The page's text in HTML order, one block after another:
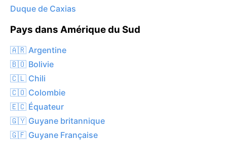
Duque de Caxias
Pays dans Amérique du Sud
🇦🇷 Argentine
🇧🇴 Bolivie
🇨🇱 Chili
🇨🇴 Colombie
🇪🇨 Équateur
🇬🇾 Guyane britannique
🇬🇫 Guyane Française